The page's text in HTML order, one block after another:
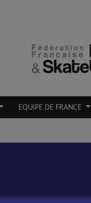
EQUIPE DE FRANCE